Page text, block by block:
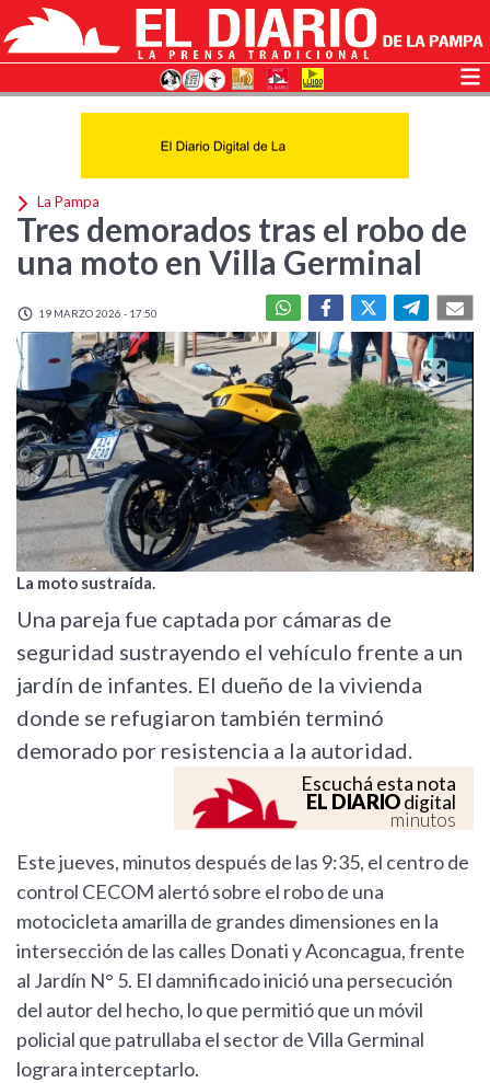
La Pampa
Tres demorados tras el robo de
una moto en Villa Germinal
19 MARZO 2026 - 17:50
La moto sustraída.
Una pareja fue captada por cámaras de
seguridad sustrayendo el vehículo frente a un
jardín de infantes. El dueño de la vivienda
donde se refugiaron también terminó
demorado por resistencia a la autoridad.
Escuchá esta nota
EL DIARIOdigital
minutos
Este jueves, minutos después de las 9:35, el centro de
control CECOM alertó sobre el robo de una
motocicleta amarilla de grandes dimensiones en la
intersección de las calles Donati y Aconcagua, frente
al Jardín N° 5. El damnificado inició una persecución
del autor del hecho, lo que permitió que un móvil
policial que patrullaba el sector de Villa Germinal
lograra interceptarlo.